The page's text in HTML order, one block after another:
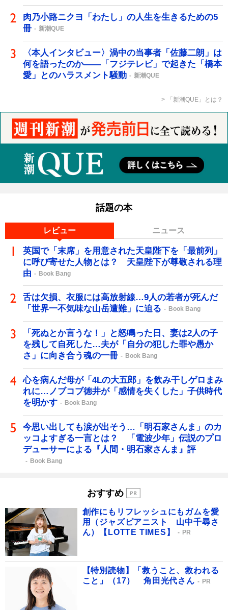
肉乃小路ニクヨ「わたし」の人生を生きるための5
冊
新潮QUE
〈本人インタビュー〉渦中の当事者「佐藤二朗」は
何を語ったのか――「フジテレビ」で起きた「橋本
愛」とのハラスメント騒動
新潮QUE
「新潮QUE」とは？
話題の本
レビュー ニュース
英国で「末席」を用意された天皇陛下を「最前列」
に呼び寄せた人物とは？ 天皇陛下が尊敬される理
由
Book Bang
舌は欠損、衣服には高放射線…9人の若者が死んだ
「世界一不気味な山岳遭難」に迫る
Book Bang
「死ぬとか言うな！」と怒鳴った日、妻は2人の子
を残して自死した…夫が「自分の犯した罪や愚か
さ」に向き合う魂の一冊
Book Bang
心を病んだ母が「4Lの大五郎」を飲み干しゲロまみ
れに…ノブコブ徳井が「感情を失くした」子供時代
を明かす
Book Bang
今思い出しても涙が出そう…「明石家さんま」のカ
ッコよすぎる一言とは？ 「電波少年」伝説のプロ
デューサーによる『人間・明石家さんま』評
Book Bang
おすすめ
創作にもリフレッシュにもガムを愛
用（ジャズピアニスト 山中千尋さ
ん）【LOTTE TIMES】
PR
【特別読物】「救うこと、救われる
こと」（17） 角田光代さん
PR